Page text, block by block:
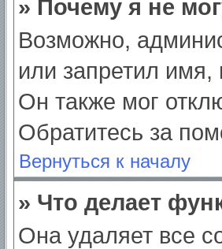
» Почему я не
Возможно,
или запретил имя,
Он также мог
Обратитесь за
Вернуться к началу
» Что делает
Она удаляет все